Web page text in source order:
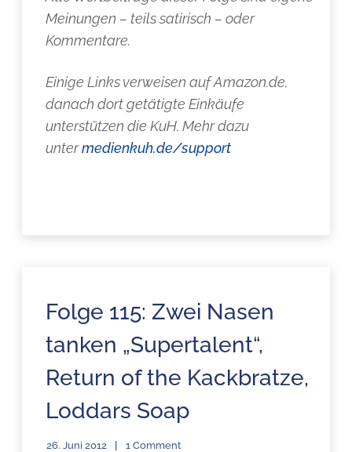
Meinungen – teils satirisch – oder
Kommentare.
Einige Links verweisen auf Amazon.de,
danach dort getätigte Einkäufe
unterstützen die KuH. Mehr dazu
untermedienkuh.de/support
Folge 115: Zwei Nasen
tanken „Supertalent“,
Return of the Kackbratze,
Loddars Soap
26. Juni 2012 1 Comment